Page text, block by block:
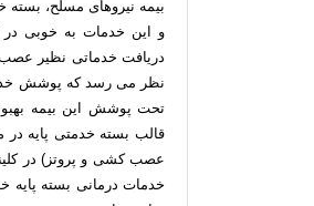
بیمه نیروهای مسلح،
و این خدمات به خوبی
دریافت خدماتی نظیر
نظر می رسد که پوشش
تحت پوشش این بیمه
قالب بسته خدمتی پایه
عصب کشی و پروتز) در
خدمات درمانی بسته پایه